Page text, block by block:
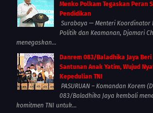
Menko Polkam Tegaskan Peran
Pendidikan
Surabaya — Menteri Koordinator
Politik dan Keamanan, Djamari
menegaskan...
Danrem 083/Baladhika Jaya Beri
Santunan Anak Yatim, Wujud
Kepedulian TNI
PASURUAN – Komandan Korem
083/Baladhika Jaya kembali
komitmen TNI untuk...